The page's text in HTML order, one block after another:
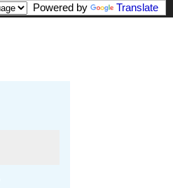
Powered by Translate